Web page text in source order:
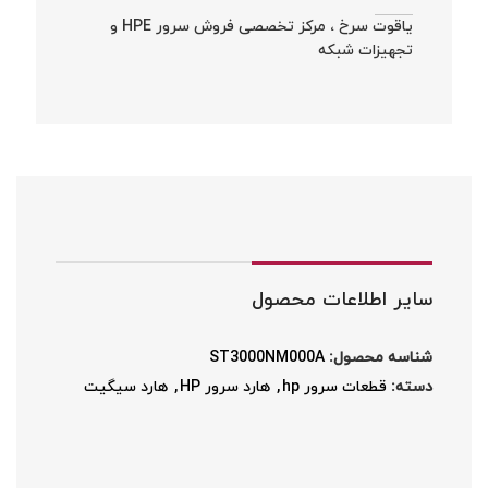
یاقوت سرخ ، مرکز تخصصی فروش سرور HPE و
تجهیزات شبکه
سایر اطلاعات محصول
شناسه محصول: ST3000NM000A
دسته: قطعات سرور hp , هارد سرور HP , هارد سیگیت